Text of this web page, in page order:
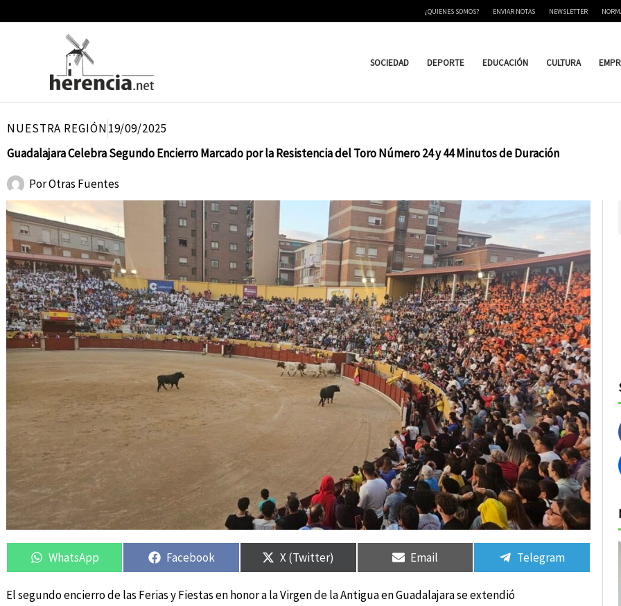
¿QUIENES SOMOS? ENVIAR NOTAS NEWSLETTER
SOCIEDAD DEPORTE EDUCACIÓN CULTURA
NUESTRA REGIÓN19/09/2025
Guadalajara Celebra Segundo Encierro Marcado por la Resistencia del Toro Número 24 y 44 Minutos de Duración
PorOtras Fuentes
Compartir
en
WhatsApp
Compartir
en
Facebook
Compartir
en
X (Twitter)
Compartir
en
Email
Compartir
en
Telegram
El segundo encierro de las Ferias y Fiestas en honor a la Virgen de la Antigua en Guadalajara se extendió
Compartir
en
Compartir
en
Compartir
en
Compartir
en
Compartir
en